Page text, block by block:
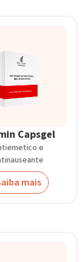
Capsgel
e
mais